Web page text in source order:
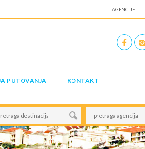
AGENCIJE
PUTOVANJA KONTAKT